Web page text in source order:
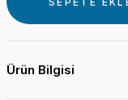
Ürün Bilgisi